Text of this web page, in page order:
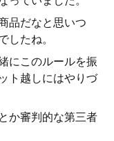
品だなと思いつ
したね。
にこのルールを振
ト越しにはやりづ
か審判的な第三者